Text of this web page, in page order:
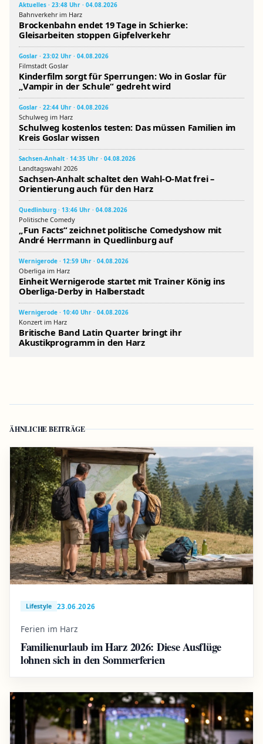
Aktuelles · 23:48 Uhr · 04.08.2026
Bahnverkehr im Harz
Brockenbahn endet 19 Tage in Schierke:
Gleisarbeiten stoppen Gipfelverkehr
Goslar · 23:02 Uhr · 04.08.2026
Filmstadt Goslar
Kinderfilm sorgt für Sperrungen: Wo in Goslar für
„Vampir in der Schule“ gedreht wird
Goslar · 22:44 Uhr · 04.08.2026
Schulweg im Harz
Schulweg kostenlos testen: Das müssen Familien im
Kreis Goslar wissen
Sachsen-Anhalt · 14:35 Uhr · 04.08.2026
Landtagswahl 2026
Sachsen-Anhalt schaltet den Wahl-O-Mat frei –
Orientierung auch für den Harz
Quedlinburg · 13:46 Uhr · 04.08.2026
Politische Comedy
„Fun Facts“ zeichnet politische Comedyshow mit
André Herrmann in Quedlinburg auf
Wernigerode · 12:59 Uhr · 04.08.2026
Oberliga im Harz
Einheit Wernigerode startet mit Trainer König ins
Oberliga-Derby in Halberstadt
Wernigerode · 10:40 Uhr · 04.08.2026
Konzert im Harz
Britische Band Latin Quarter bringt ihr
Akustikprogramm in den Harz
ÄHNLICHE BEITRÄGE
Lifestyle 23.06.2026
Ferien im Harz
Familienurlaub im Harz 2026: Diese Ausflüge
lohnen sich in den Sommerferien